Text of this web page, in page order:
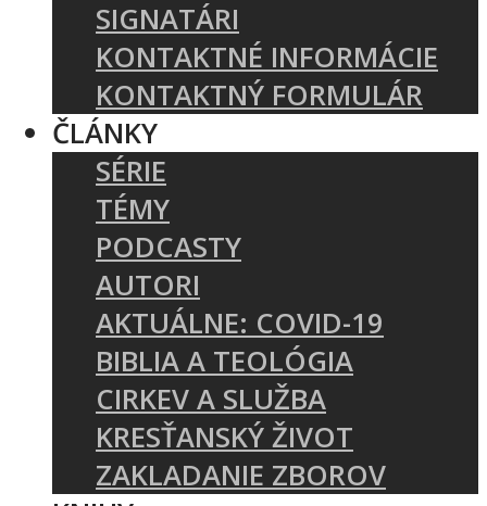
SIGNATÁRI
KONTAKTNÉ INFORMÁCIE
KONTAKTNÝ FORMULÁR
ČLÁNKY
SÉRIE
TÉMY
PODCASTY
AUTORI
AKTUÁLNE: COVID-19
BIBLIA A TEOLÓGIA
CIRKEV A SLUŽBA
KRESŤANSKÝ ŽIVOT
ZAKLADANIE ZBOROV